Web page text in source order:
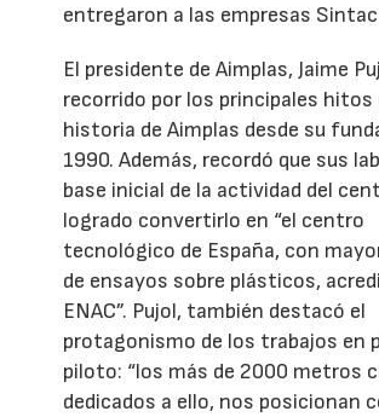
entregaron a las empresas
El presidente de Aimplas, Jaime
recorrido por los principales hitos
historia de Aimplas desde su
1990. Además, recordó que sus
base inicial de la actividad del
logrado convertirlo en “el centro
tecnológico de España, con
de ensayos sobre plásticos,
ENAC”. Pujol, también destacó el
protagonismo de los trabajos en
piloto: “los más de 2000 metros
dedicados a ello, nos posicionan